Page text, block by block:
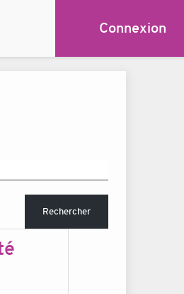
Connexion
Rechercher